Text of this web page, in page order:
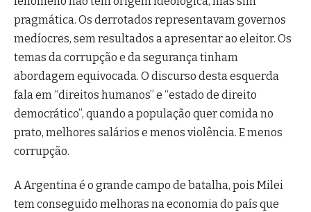
pragmática. Os derrotados representavam governos
medíocres, sem resultados a apresentar ao eleitor. Os
temas da corrupção e da segurança tinham
abordagem equivocada. O discurso desta esquerda
fala em “direitos humanos” e “estado de direito
democrático”, quando a população quer comida no
prato, melhores salários e menos violência. E menos
corrupção.
A Argentina é o grande campo de batalha, pois Milei
tem conseguido melhoras na economia do país que